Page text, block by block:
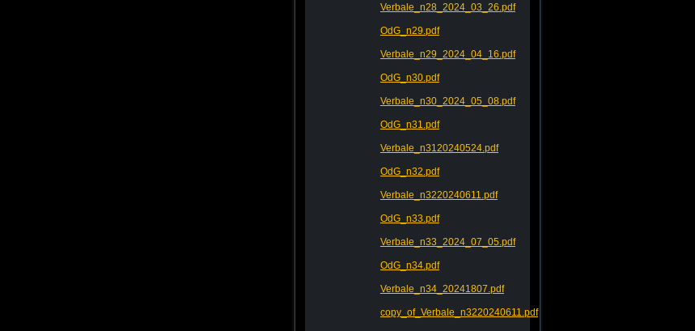
Verbale_n28_2024_03_26.pdf
OdG_n29.pdf
Verbale_n29_2024_04_16.pdf
OdG_n30.pdf
Verbale_n30_2024_05_08.pdf
OdG_n31.pdf
Verbale_n3120240524.pdf
OdG_n32.pdf
Verbale_n3220240611.pdf
OdG_n33.pdf
Verbale_n33_2024_07_05.pdf
OdG_n34.pdf
Verbale_n34_20241807.pdf
copy_of_Verbale_n3220240611.pdf